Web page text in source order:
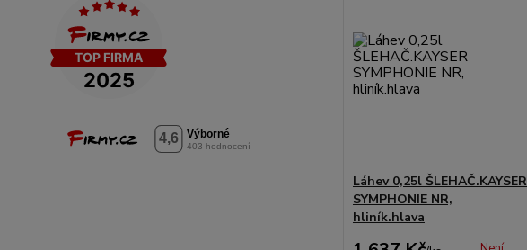
Láhev 0,25l ŠLEHAČ.KAYSER
SYMPHONIE NR,
hliník.hlava